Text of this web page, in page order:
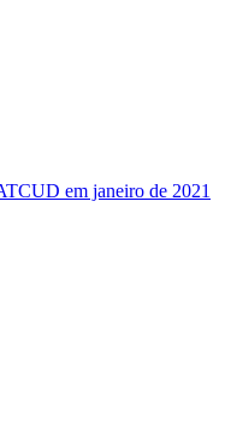
em janeiro de 2021